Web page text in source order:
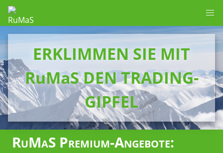
ERKLIMMEN SIE MIT
RuMaS DEN TRADING-
GIPFEL
RuMaS Premium-Angebote: